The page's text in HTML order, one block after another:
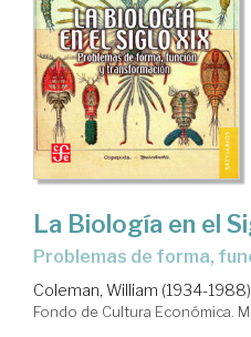
La Biología en el
problemas de forma,
Coleman, William (1934-1988)
Fondo de Cultura Económica.